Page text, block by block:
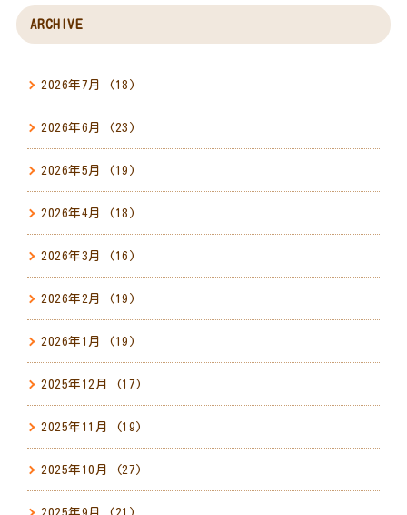
ARCHIVE
2026年7月 (18)
2026年6月 (23)
2026年5月 (19)
2026年4月 (18)
2026年3月 (16)
2026年2月 (19)
2026年1月 (19)
2025年12月 (17)
2025年11月 (19)
2025年10月 (27)